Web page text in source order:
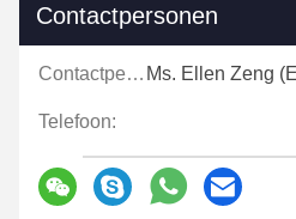
Contactpersonen
Contactpersonen:
Telefoon: